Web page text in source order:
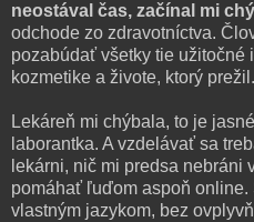
neostával čas, začínal mi
odchode zo zdravotníctva.
pozabúdať všetky tie užitočné
kozmetike a živote, ktorý prežil.
Lekáreň mi chýbala, to je
laborantka. A vzdelávať sa
lekárni, nič mi predsa nebráni
pomáhať ľuďom aspoň
vlastným jazykom, bez